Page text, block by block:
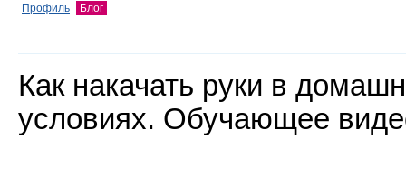
Профиль Блог
Как накачать руки в
условиях. Обучающее